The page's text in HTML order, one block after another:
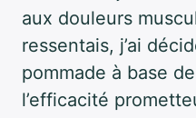
aux douleurs
ressentais, j’ai
pommade à base
l’efficacité